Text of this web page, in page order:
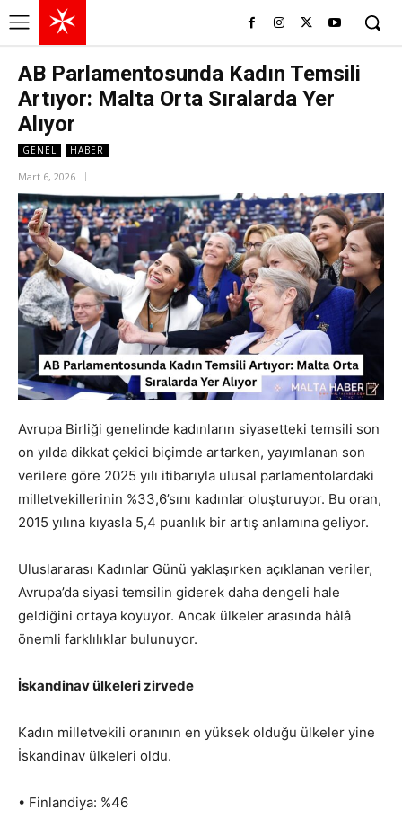
AB Parlamentosunda Kadın Temsili
Artıyor: Malta Orta Sıralarda Yer
Alıyor
GENEL HABER
Mart 6, 2026
Avrupa Birliği genelinde kadınların siyasetteki temsili son
on yılda dikkat çekici biçimde artarken, yayımlanan son
verilere göre 2025 yılı itibarıyla ulusal parlamentolardaki
milletvekillerinin %33,6’sını kadınlar oluşturuyor. Bu oran,
2015 yılına kıyasla 5,4 puanlık bir artış anlamına geliyor.
Uluslararası Kadınlar Günü yaklaşırken açıklanan veriler,
Avrupa’da siyasi temsilin giderek daha dengeli hale
geldiğini ortaya koyuyor. Ancak ülkeler arasında hâlâ
önemli farklılıklar bulunuyor.
İskandinav ülkeleri zirvede
Kadın milletvekili oranının en yüksek olduğu ülkeler yine
İskandinav ülkeleri oldu.
• Finlandiya: %46